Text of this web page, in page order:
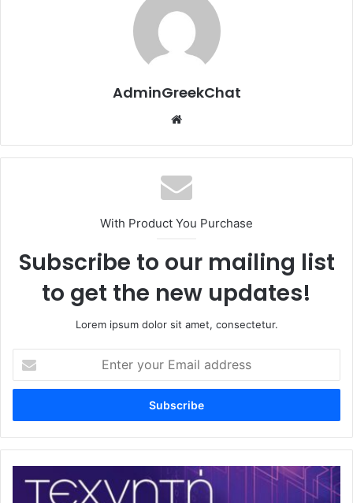
AdminGreekChat
With Product You Purchase
Subscribe to our mailing list
to get the new updates!
Lorem ipsum dolor sit amet, consectetur.
your
Email